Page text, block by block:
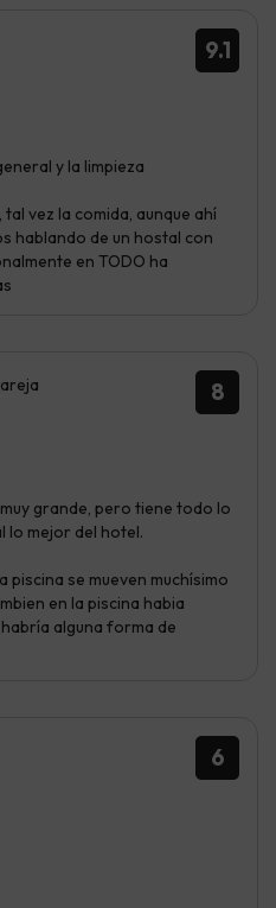
9.1
y la limpieza
vez la comida, aunque ahí
hablando de un hostal con
en TODO ha
8
grande, pero tiene todo lo
lo mejor del hotel.
piscina se mueven muchísimo
en la piscina habia
alguna forma de
6